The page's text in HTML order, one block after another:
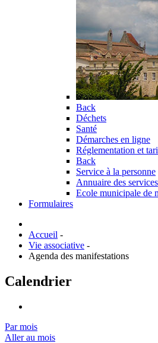
Back
Déchets
Santé
Démarches en ligne
Réglementation et
Back
Service à la personne
Annuaire des services
Ecole municipale de
Formulaires
Accueil -
Vie associative -
Agenda des manifestations
Calendrier
Par mois
Aller au mois